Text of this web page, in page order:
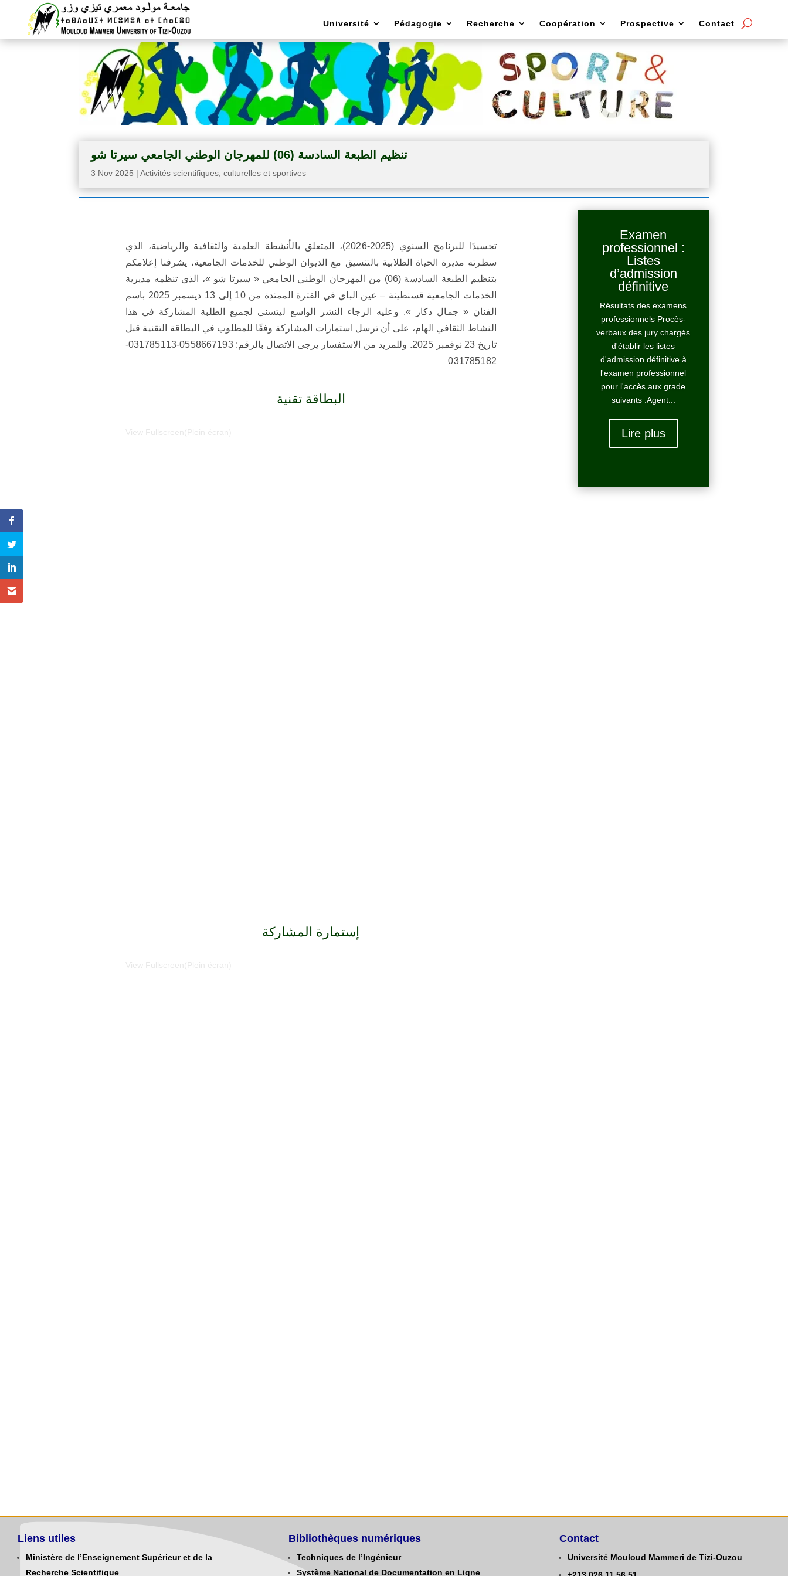
Université Pédagogie Recherche Coopération Prospective Contact
تنظيم الطبعة السادسة (06) للمهرجان الوطني الجامعي سيرتا شو
3 Nov 2025 |Activités scientifiques, culturelles et sportives
تجسيدًا للبرنامج السنوي (2025-2026)، المتعلق بالأنشطة العلمية والثقافية والرياضية، الذي
سطرته مديرة الحياة الطلابية بالتنسيق مع الديوان الوطني للخدمات الجامعية، يشرفنا إعلامكم
بتنظيم الطبعة السادسة (06) من المهرجان الوطني الجامعي « سيرتا شو »، الذي تنظمه مديرية
الخدمات الجامعية قسنطينة – عين الباي في الفترة الممتدة من 10 إلى 13 ديسمبر 2025 باسم
الفنان « جمال دكار ». وعليه الرجاء النشر الواسع ليتسنى لجميع الطلبة المشاركة في هذا
النشاط الثقافي الهام، على أن ترسل استمارات المشاركة وفقًا للمطلوب في البطاقة التقنية قبل
تاريخ 23 نوفمبر 2025. وللمزيد من الاستفسار يرجى الاتصال بالرقم: 0558667193-031785113-
031785182
البطاقة تقنية
إستمارة المشاركة
Examen
professionnel :
Listes
d’admission
définitive
Résultats des examens
professionnels Procès-
verbaux des jury chargés
d'établir les listes
d'admission définitive à
l'examen professionnel
pour l'accès aux grade
suivants :Agent...
Lire plus
Liens utiles
Ministère de l’Enseignement Supérieur et de la
Recherche Scientifique
Bibliothèques numériques
Techniques de l’Ingénieur
Système National de Documentation en Ligne
Contact
Université Mouloud Mammeri de Tizi-Ouzou